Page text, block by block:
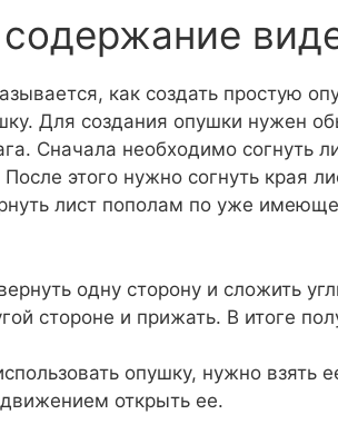
как создать простую
Для создания опушки нужен
Сначала необходимо согнуть
этого нужно согнуть края
лист пополам по уже
одну сторону и сложить
стороне и прижать. В итоге
опушку, нужно взять
открыть ее.